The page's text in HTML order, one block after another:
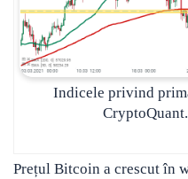
Indicele privind
Prețul Bitcoin a crescut în